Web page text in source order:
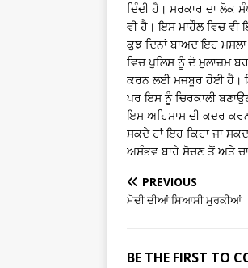
ਦਿੰਦੀ ਹੈ। ਸਰਕਾਰ ਦਾ ਲੋਕ
ਵੀ ਹੈ। ਇਸ ਮਾਹੌਲ ਵਿਚ ਵੀ
ਕੁਝ ਦਿਨਾਂ ਬਾਅਦ ਇਹ
ਵਿਚ ਪੁਲਿਸ ਨੂੰ ਦੋ ਮੁਲਾਜ਼ਮ
ਕਰਨ ਲਈ ਮਜਬੂਰ ਹੋਈ ਹੈ।
ਪਰ ਇਸ ਨੂੰ ਚਿਰਕਾਲੀ
ਇਸ ਅਹਿਸਾਸ ਦੀ ਕਦਰ
ਸਕਦੇ ਹਾਂ ਇਹ ਕਿਹਾ ਜਾ
ਅਸੰਭਵ ਬਾਰੇ ਸੋਚਣ ਤੋਂ ਅਤੇ
PREVIOUS
ਮੋਦੀ ਦੀਆਂ ਸਿਆਸੀ ਮੁਰਕੀਆਂ
BE THE FIRST TO